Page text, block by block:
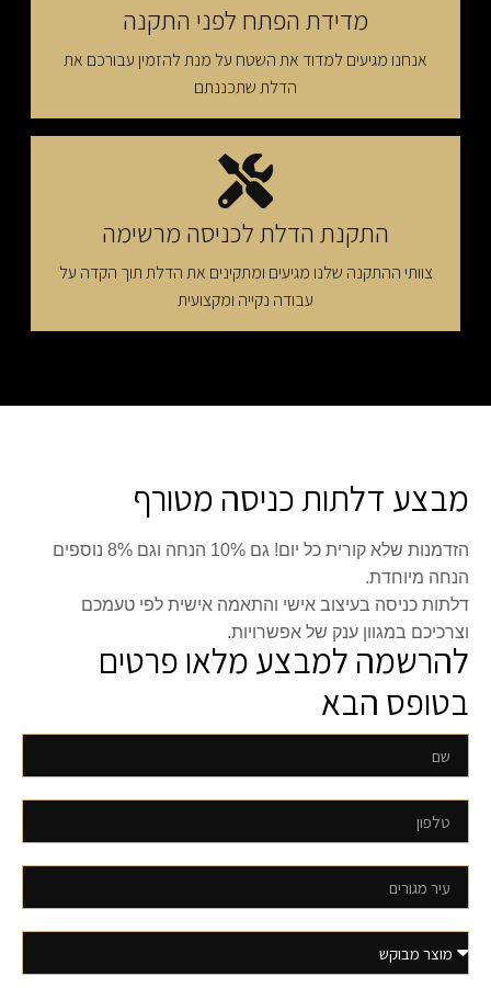
מדידת הפתח לפני התקנה
אנחנו מגיעים למדוד את השטח על מנת להזמין עבורכם את
הדלת שתכננתם
התקנת הדלת לכניסה מרשימה
צוותי ההתקנה שלנו מגיעים ומתקינים את הדלת תוך הקדה על
עבודה נקייה ומקצועית
מבצע דלתות כניסה מטורף
הזדמנות שלא קורית כל יום! גם 10% הנחה וגם 8% נוספים
הנחה מיוחדת.
דלתות כניסה בעיצוב אישי והתאמה אישית לפי טעמכם
וצרכיכם במגוון ענק של אפשרויות.
להרשמה למבצע מלאו פרטים
בטופס הבא